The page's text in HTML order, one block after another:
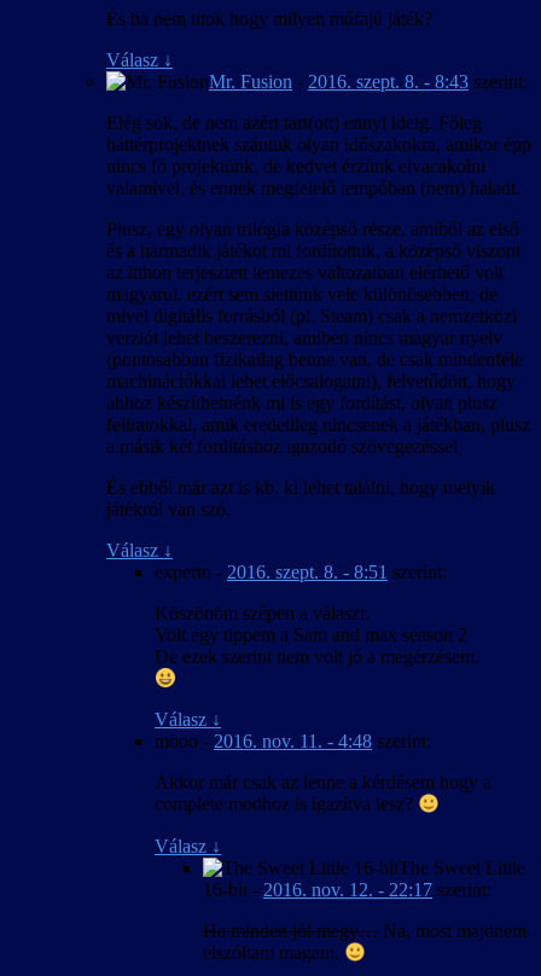
És ha nem titok hogy milyen műfajú játék?
Válasz ↓
Mr. Fusion - 2016. szept. 8. - 8:43 szerint:
Elég sok, de nem azért tart(ott) ennyi ideig. Főleg
háttérprojektnek szántuk olyan időszakokra, amikor épp
nincs fő projektünk, de kedvet érzünk elvacakolni
valamivel, és ennek megfelelő tempóban (nem) haladt.
Plusz, egy olyan trilógia középső része, amiből az első
és a harmadik játékot mi fordítottuk, a középső viszont
az itthon terjesztett lemezes változatban elérhető volt
magyarul, ezért sem siettünk vele különösebben, de
mivel digitális forrásból (pl. Steam) csak a nemzetközi
verziót lehet beszerezni, amiben nincs magyar nyelv
(pontosabban fizikailag benne van, de csak mindenféle
machinációkkal lehet előcsalogatni), felvetődött, hogy
ahhoz készíthetnénk mi is egy fordítást, olyan plusz
feliratokkal, amik eredetileg nincsenek a játékban, plusz
a másik két fordításhoz igazodó szövegezéssel
És ebből már azt is kb. ki lehet találni, hogy melyik
játékról van szó.
Válasz ↓
experto - 2016. szept. 8. - 8:51 szerint:
Köszönöm szépen a választ.
Volt egy tippem a Sam and max season 2
De ezek szerint nem volt jó a megérzésem.
Válasz ↓
mooo - 2016. nov. 11. - 4:48 szerint:
Akkor már csak az lenne a kérdésem hogy a
complete modhoz is igazítva lesz?
Válasz ↓
The Sweet Little
16-bit - 2016. nov. 12. - 22:17 szerint:
Ha minden jól megy… Na, most majdnem
elszóltam magam.